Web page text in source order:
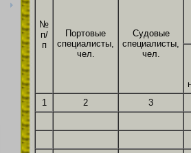
№
п/
п
Портовые
специалисты,
чел.
Судовые
специалисты,
чел.
1
2 3